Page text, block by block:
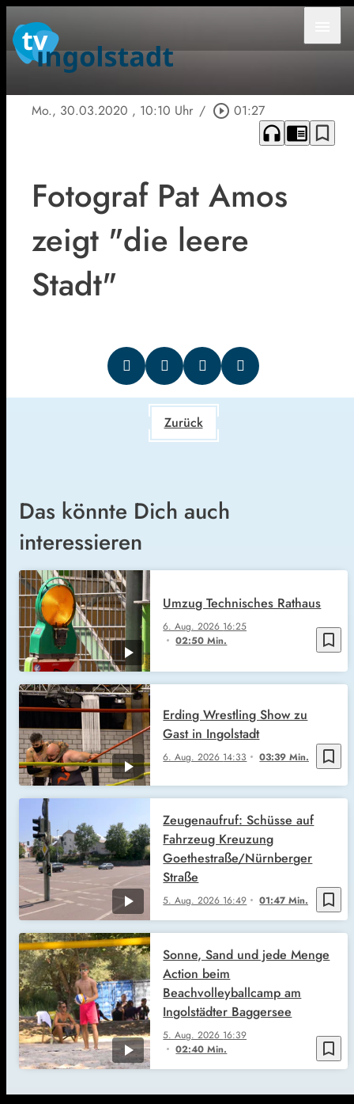
Mo., 30.03.2020 , 10:10 Uhr / play_circle_outline 01:27
headphones chrome_reader_mode bookmark_border
Fotograf Pat Amos
zeigt "die leere
Stadt"
Zurück
Das könnte Dich auch
interessieren
bookmark_border
6. Aug. 2026 16:25
02:50 Min.
Umzug Technisches Rathaus
bookmark_border
6. Aug. 2026 14:33 03:39 Min.
Erding Wrestling Show zu
Gast in Ingolstadt
bookmark_border
5. Aug. 2026 16:49 01:47 Min.
Zeugenaufruf: Schüsse auf
Fahrzeug Kreuzung
Goethestraße/Nürnberger
Straße
bookmark_border
5. Aug. 2026 16:39
02:40 Min.
Sonne, Sand und jede Menge
Action beim
Beachvolleyballcamp am
Ingolstädter Baggersee